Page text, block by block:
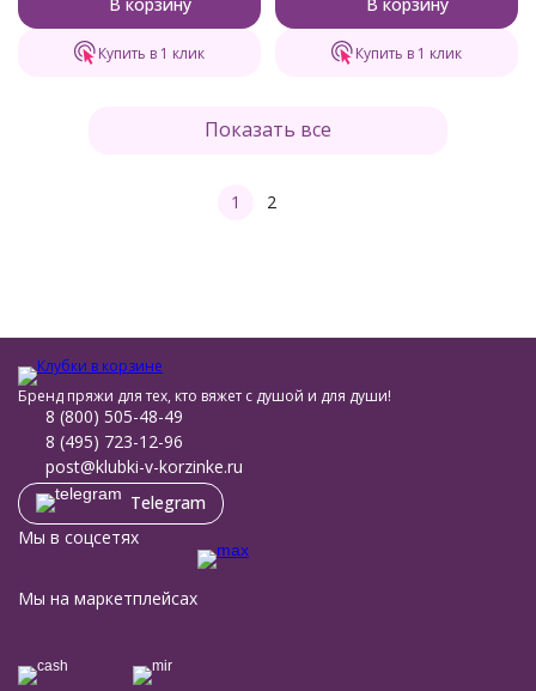
Купить в 1 клик Купить в 1 клик
Показать все
1 2
Бренд пряжи для тех, кто вяжет с душой и для души!
8 (800) 505-48-49
8 (495) 723-12-96
post@klubki-v-korzinke.ru
Telegram
Мы в соцсетях
Мы на маркетплейсах